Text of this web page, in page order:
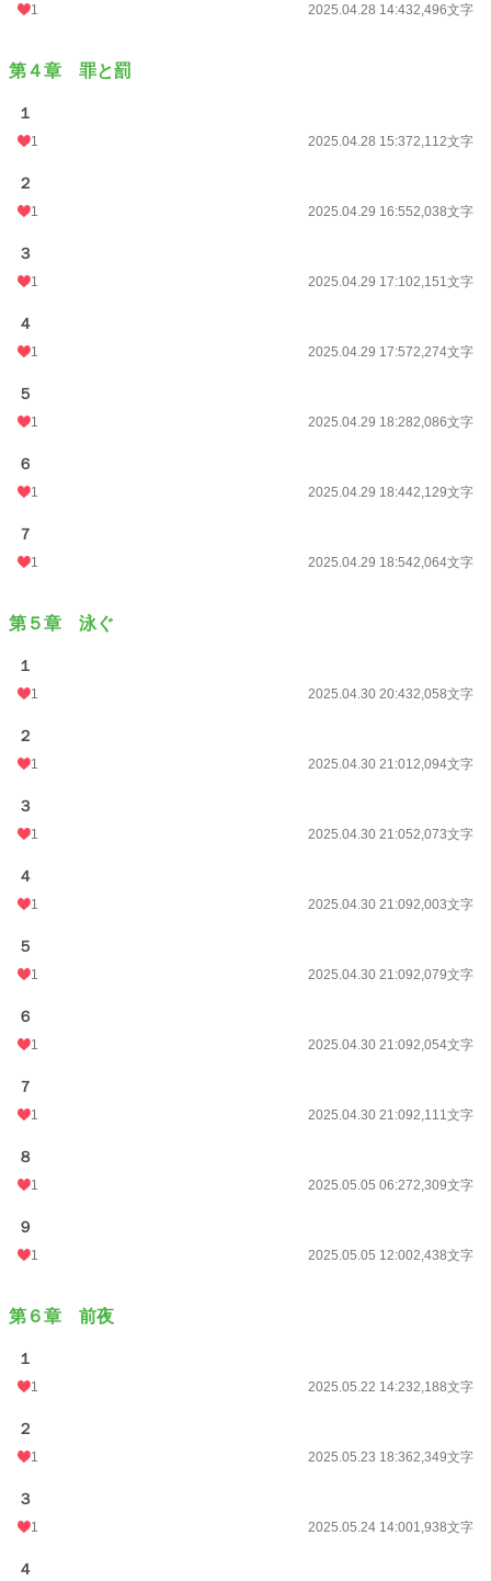
1 2025.04.28 14:432,496文字
第４章 罪と罰
１
1 2025.04.28 15:372,112文字
２
1 2025.04.29 16:552,038文字
３
1 2025.04.29 17:102,151文字
４
1 2025.04.29 17:572,274文字
５
1 2025.04.29 18:282,086文字
６
1 2025.04.29 18:442,129文字
７
1 2025.04.29 18:542,064文字
第５章 泳ぐ
１
1 2025.04.30 20:432,058文字
２
1 2025.04.30 21:012,094文字
３
1 2025.04.30 21:052,073文字
４
1 2025.04.30 21:092,003文字
５
1 2025.04.30 21:092,079文字
６
1 2025.04.30 21:092,054文字
７
1 2025.04.30 21:092,111文字
８
1 2025.05.05 06:272,309文字
９
1 2025.05.05 12:002,438文字
第６章 前夜
１
1 2025.05.22 14:232,188文字
２
1 2025.05.23 18:362,349文字
３
1 2025.05.24 14:001,938文字
４